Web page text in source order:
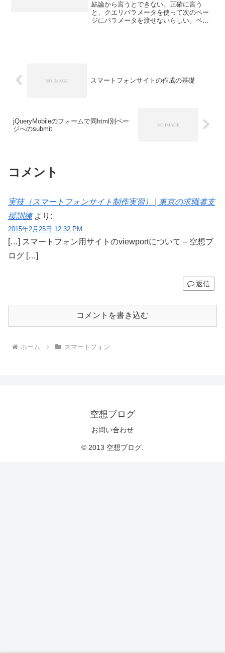
結論から言うとできない。正確に言う
と、クエリパラメータを使って次のペー
ジにパラメータを渡せないらしい。ペー
スマートフォンサイトの作成の基礎
jQueryMobileのフォームで同html別ペー
ジへのsubmit
コメント
実技（スマートフォンサイト制作実習） | 東京の求職者支
援訓練 より:
2015年2月25日 12:32 PM
[…] スマートフォン用サイトのviewportについて – 空想ブ
ログ […]
返信
コメントを書き込む
ホーム スマートフォン
空想ブログ
お問い合わせ
© 2013 空想ブログ.